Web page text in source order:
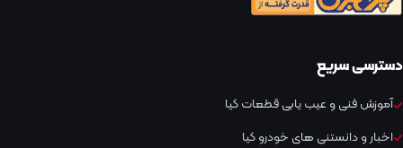
دسترسی سریع
آموزش فنی و عیب یابی قطعات کیا
اخبار و دانستنی های خودرو کیا